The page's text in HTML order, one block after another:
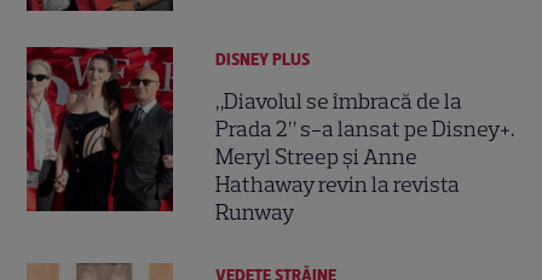
DISNEY PLUS
„Diavolul se îmbracă de la
Prada 2” s-a lansat pe Disney+.
Meryl Streep și Anne
Hathaway revin la revista
Runway